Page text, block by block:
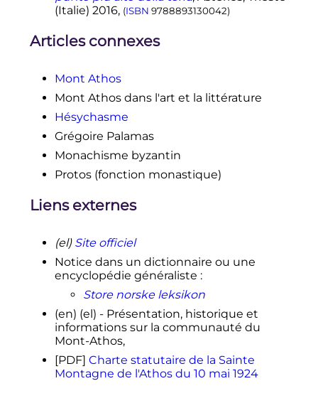
(Italie) 2016, (ISBN 9788893130042)
Articles connexes
Mont Athos
Mont Athos dans l'art et la littérature
Hésychasme
Grégoire Palamas
Monachisme byzantin
Protos (fonction monastique)
Liens externes
(el) Site officiel
Notice dans un dictionnaire ou une
encyclopédie généraliste :
Store norske leksikon
(en) (el) - Présentation, historique et
informations sur la communauté du
Mont-Athos,
[PDF] Charte statutaire de la Sainte
Montagne de l'Athos du 10 mai 1924